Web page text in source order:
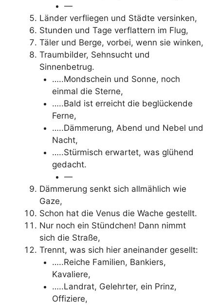
—
Länder verfliegen und Städte versinken,
Stunden und Tage verflattern im Flug,
Täler und Berge, vorbei, wenn sie winken,
Traumbilder, Sehnsucht und
Sinnenbetrug.
…..Mondschein und Sonne, noch
einmal die Sterne,
…..Bald ist erreicht die beglückende
Ferne,
…..Dämmerung, Abend und Nebel und
Nacht,
…..Stürmisch erwartet, was glühend
gedacht.
—
Dämmerung senkt sich allmählich wie
Gaze,
Schon hat die Venus die Wache gestellt.
Nur noch ein Stündchen! Dann nimmt
sich die Straße,
Trennt, was sich hier aneinander gesellt:
…..Reiche Familien, Bankiers,
Kavaliere,
…..Landrat, Gelehrter, ein Prinz,
Offiziere,